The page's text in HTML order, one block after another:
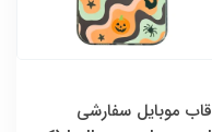
قاب موبایل سفارشی